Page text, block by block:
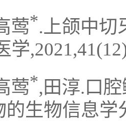
莺*.上颌中切
学
莺*,田淳.口
的生物信息学